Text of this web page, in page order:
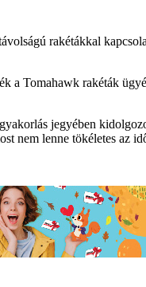
rakétákkal
Tomahawk rakéták
jegyében
nem lenne tökéletes az